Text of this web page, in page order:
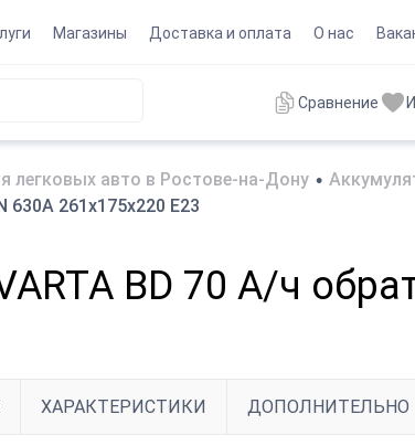
Магазины Доставка и оплата О нас
Сравнение
легковых авто в Ростове-на-Дону •
630A 261x175x220 E23
BD 70 А/ч
ХАРАКТЕРИСТИКИ ДОПОЛНИТЕЛЬНО